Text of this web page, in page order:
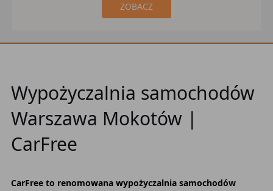
ZOBACZ
Wypożyczalnia samochodów
Warszawa Mokotów |
CarFree
CarFree to renomowana wypożyczalnia samochodów